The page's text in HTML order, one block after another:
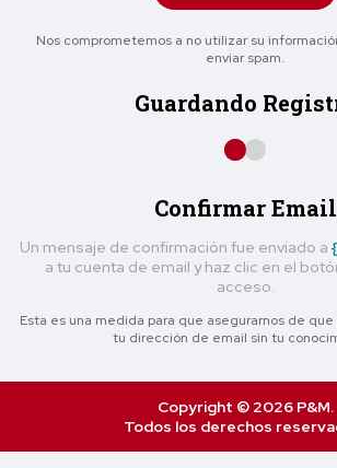
Nos comprometemos a no utilizar su
enviar spam.
Guardando
Confirmar Email
Un mensaje de confirmación fue enviado a
a tu cuenta de email y haz clic en el
acceso.
Esta es una medida para que asegurarnos de
tu dirección de email sin tu
Copyright © 2026 P&M.
Todos los derechos